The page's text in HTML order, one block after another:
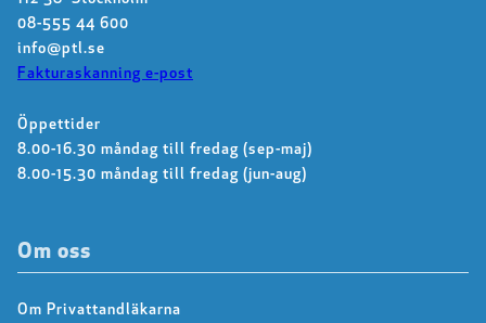
08-555 44 600
info@ptl.se
Fakturaskanning e-post
Öppettider
8.00-16.30 måndag till fredag (sep-maj)
8.00-15.30 måndag till fredag (jun-aug)
Om oss
Om Privattandläkarna